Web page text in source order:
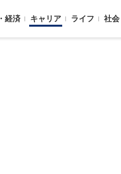
経済 キャリア ライフ 社会